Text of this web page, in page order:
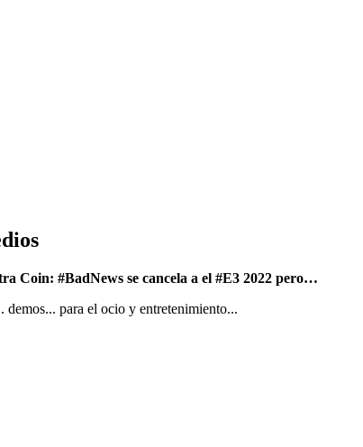
Coin: #BadNews se cancela a el #E3 2022 pero…
para el ocio y entretenimiento...